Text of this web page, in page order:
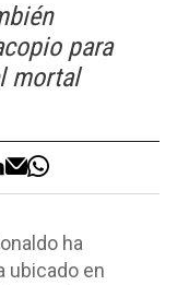
para
mortal
ha
ubicado en